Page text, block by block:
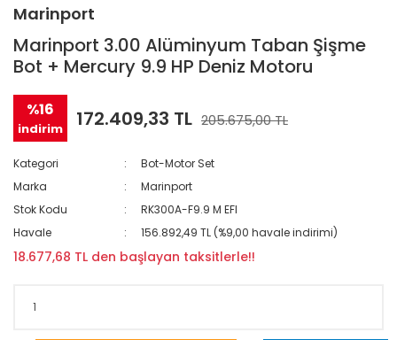
Marinport
Marinport 3.00 Alüminyum Taban Şişme
Bot + Mercury 9.9 HP Deniz Motoru
%16
indirim 172.409,33 TL 205.675,00 TL
Kategori
Bot-Motor Set
Marka
Marinport
Stok Kodu
RK300A-F9.9 M EFI
Havale
156.892,49 TL (%9,00 havale indirimi)
18.677,68 TL den başlayan taksitlerle!!